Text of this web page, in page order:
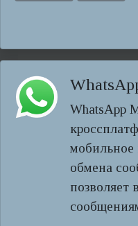
WhatsApp
обмена
позволяет